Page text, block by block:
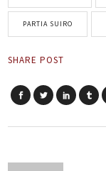
PARTIA SUIRO
SHARE POST